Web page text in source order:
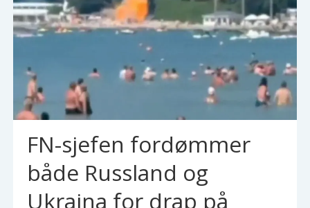
FN-sjefen fordømmer
både Russland og
Ukraina for drap på